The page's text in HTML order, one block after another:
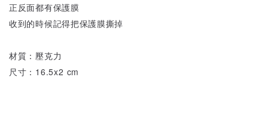
正反面都有保護膜
收到的時候記得把保護膜撕掉
材質：壓克力
尺寸：16.5x2 cm